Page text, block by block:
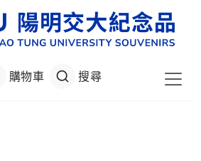
購物車 搜尋